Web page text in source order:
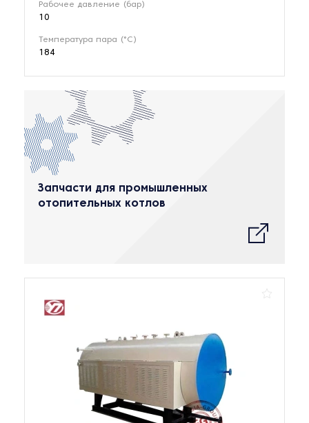
Рабочее давление (бар)
10
Температура пара (°С)
184
Запчасти для промышленных
отопительных котлов